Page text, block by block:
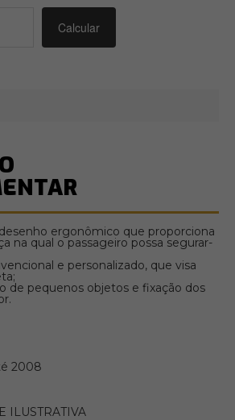
ergonômico que proporciona
na qual o passageiro possa segurar-
e personalizado, que visa
de pequenos objetos e fixação dos
2008
ILUSTRATIVA